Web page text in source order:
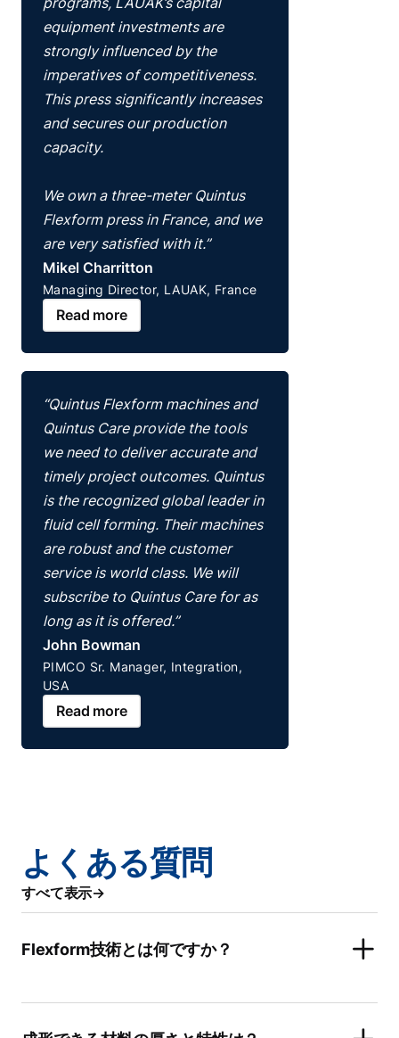
equipment investments are
strongly influenced by the
imperatives of competitiveness.
This press significantly increases
and secures our production
capacity.
We own a three-meter Quintus
Flexform press in France, and we
are very satisfied with it.”
Mikel Charritton
Managing Director, LAUAK, France
Read more
“Quintus Flexform machines and
Quintus Care provide the tools
we need to deliver accurate and
timely project outcomes. Quintus
is the recognized global leader in
fluid cell forming. Their machines
are robust and the customer
service is world class. We will
subscribe to Quintus Care for as
long as it is offered.”
John Bowman
PIMCO Sr. Manager, Integration,
USA
Read more
よくある質問
すべて表示
Flexform技術とは何ですか？